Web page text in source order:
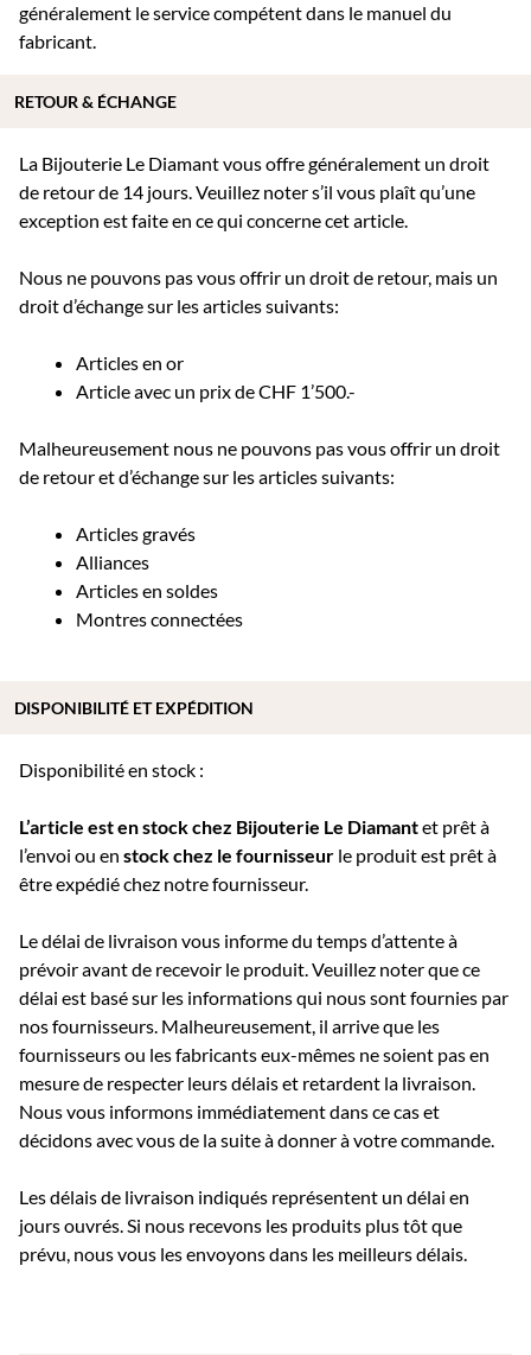
généralement le service compétent dans le manuel du
fabricant.
La Bijouterie Le Diamant vous offre généralement un droit
de retour de 14 jours. Veuillez noter s’il vous plaît qu’une
exception est faite en ce qui concerne cet article.
Nous ne pouvons pas vous offrir un droit de retour, mais un
droit d’échange sur les articles suivants:
Articles en or
Article avec un prix de CHF 1’500.-
Malheureusement nous ne pouvons pas vous offrir un droit
de retour et d’échange sur les articles suivants:
Articles gravés
Alliances
Articles en soldes
Montres connectées
Disponibilité en stock :
L’article est en stock chez Bijouterie Le Diamantet prêt à
l’envoi ou en stock chez le fournisseur le produit est prêt à
être expédié chez notre fournisseur.
Le délai de livraison vous informe du temps d’attente à
prévoir avant de recevoir le produit. Veuillez noter que ce
délai est basé sur les informations qui nous sont fournies par
nos fournisseurs. Malheureusement, il arrive que les
fournisseurs ou les fabricants eux-mêmes ne soient pas en
mesure de respecter leurs délais et retardent la livraison.
Nous vous informons immédiatement dans ce cas et
décidons avec vous de la suite à donner à votre commande.
Les délais de livraison indiqués représentent un délai en
jours ouvrés. Si nous recevons les produits plus tôt que
prévu, nous vous les envoyons dans les meilleurs délais.
RETOUR & ÉCHANGE
DISPONIBILITÉ ET EXPÉDITION